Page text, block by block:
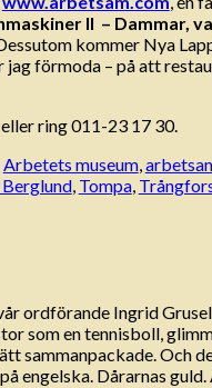
II – Dammar,
kommer Nya
förmoda – på att
ring 011-23 17 30.
Arbetets museum,
, Tompa,
ordförande Ingrid
som en tennisboll,
sammanpackade. Och
engelska. Dårarnas